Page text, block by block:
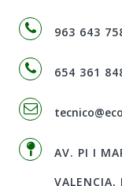
963 643
654 361
AV. PI I
VALENCIA,